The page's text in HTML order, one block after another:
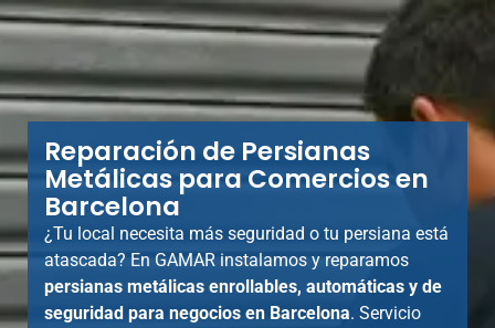
Reparación de Persianas
Metálicas para Comercios en
Barcelona
¿Tu local necesita más seguridad o tu persiana está
atascada? En GAMAR instalamos y reparamos
persianas metálicas enrollables, automáticas y de
seguridad para negocios en Barcelona. Servicio